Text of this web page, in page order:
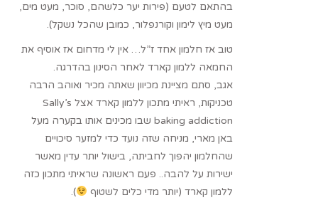
בהתאם לטעם (פירות יער כלשהם, סוכר, מעט מים,
מעט מיץ לימון וקורנפלור, כמובן שהכל נשקל).
טוב אז חלמון אחד ז”ל… אין לי מדחום אז אוסיף את
החמאה ללמון קארד לאחר הסינון בהדרגה.
אגב, סתם מציינת מכיוון שאתה מכיר ואוהב הרבה
טכניקות, ראיתי מתכון ללמון קארד אצל Sally’s
baking addiction שבו מכינים אותו בקערה מעל
באן מארי, מניחה שזה נועד כדי למזער סיכויים
שהחלמון יהפוך לחביתה, בישול יותר עדין מאשר
ישירות על להבה.. פעם ראשונה שראיתי מתכון כזה
ללמון קארד (יותר מדי כלים לשטוף
).